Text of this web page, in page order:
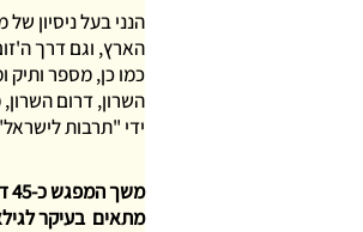
הארץ, וגם דרך
כמו כן, מספר ותיק
השרון, דרום
ידי "תרבות
משך המפגש כ-45 דקות, (40 דקות בזום).
מתאים בעיקר לגילאי 3